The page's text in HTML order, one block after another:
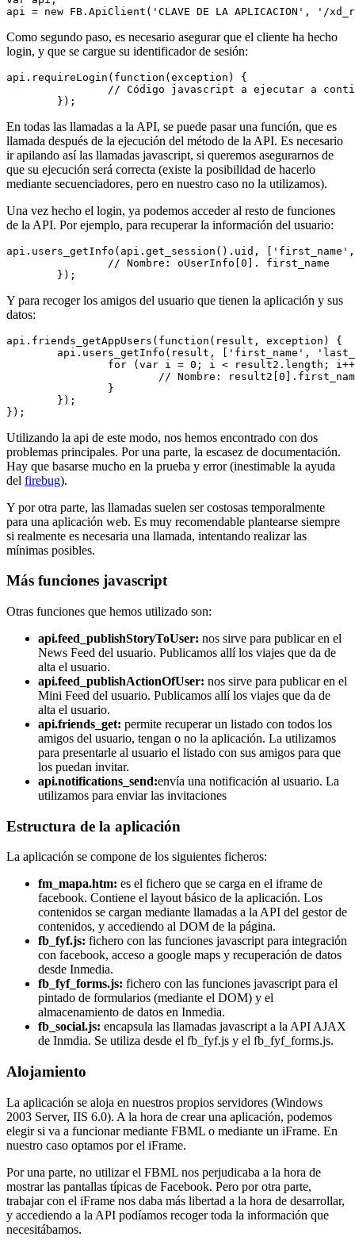
api = new FB.ApiClient('CLAVE DE LA APLICACION', '/
Como segundo paso, es necesario asegurar que el cliente ha hecho
login, y que se cargue su identificador de sesión:
api.requireLogin(function(exception) {
	});
En todas las llamadas a la API, se puede pasar una función, que es
llamada después de la ejecución del método de la API. Es necesario
ir apilando así las llamadas javascript, si queremos asegurarnos de
que su ejecución será correcta (existe la posibilidad de hacerlo
mediante secuenciadores, pero en nuestro caso no la utilizamos).
Una vez hecho el login, ya podemos acceder al resto de funciones
de la API. Por ejemplo, para recuperar la información del usuario:
api.users_getInfo(api.get_session().uid,
	});
Y para recoger los amigos del usuario que tienen la aplicación y sus
datos:
api.friends_getAppUsers(function(result, exception) {
});
Utilizando la api de este modo, nos hemos encontrado con dos
problemas principales. Por una parte, la escasez de documentación.
Hay que basarse mucho en la prueba y error (inestimable la ayuda
del firebug).
Y por otra parte, las llamadas suelen ser costosas temporalmente
para una aplicación web. Es muy recomendable plantearse siempre
si realmente es necesaria una llamada, intentando realizar las
mínimas posibles.
Más funciones javascript
Otras funciones que hemos utilizado son:
api.feed_publishStoryToUser: nos sirve para publicar en el
News Feed del usuario. Publicamos allí los viajes que da de
alta el usuario.
api.feed_publishActionOfUser: nos sirve para publicar en el
Mini Feed del usuario. Publicamos allí los viajes que da de
alta el usuario.
api.friends_get: permite recuperar un listado con todos los
amigos del usuario, tengan o no la aplicación. La utilizamos
para presentarle al usuario el listado con sus amigos para que
los puedan invitar.
api.notifications_send:envía una notificación al usuario. La
utilizamos para enviar las invitaciones
Estructura de la aplicación
La aplicación se compone de los siguientes ficheros:
fm_mapa.htm: es el fichero que se carga en el iframe de
facebook. Contiene el layout básico de la aplicación. Los
contenidos se cargan mediante llamadas a la API del gestor de
contenidos, y accediendo al DOM de la página.
fb_fyf.js: fichero con las funciones javascript para integración
con facebook, acceso a google maps y recuperación de datos
desde Inmedia.
fb_fyf_forms.js: fichero con las funciones javascript para el
pintado de formularios (mediante el DOM) y el
almacenamiento de datos en Inmedia.
fb_social.js: encapsula las llamadas javascript a la API AJAX
de Inmdia. Se utiliza desde el fb_fyf.js y el fb_fyf_forms.js.
Alojamiento
La aplicación se aloja en nuestros propios servidores (Windows
2003 Server, IIS 6.0). A la hora de crear una aplicación, podemos
elegir si va a funcionar mediante FBML o mediante un iFrame. En
nuestro caso optamos por el iFrame.
Por una parte, no utilizar el FBML nos perjudicaba a la hora de
mostrar las pantallas típicas de Facebook. Pero por otra parte,
trabajar con el iFrame nos daba más libertad a la hora de desarrollar,
y accediendo a la API podíamos recoger toda la información que
necesitábamos.